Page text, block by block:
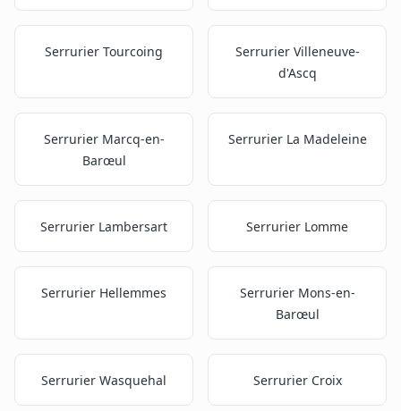
Serrurier Tourcoing Serrurier Villeneuve-
d'Ascq
Serrurier Marcq-en-
Barœul
Serrurier La Madeleine
Serrurier Lambersart Serrurier Lomme
Serrurier Hellemmes Serrurier Mons-en-
Barœul
Serrurier Wasquehal Serrurier Croix